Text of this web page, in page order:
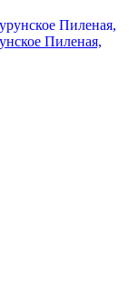
Пиленая,